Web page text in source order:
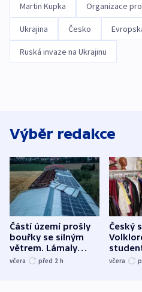
Martin Kupka Organizace
Ukrajina Česko
Ruská invaze na Ukrajinu
Výběr redakce
Částí území prošly
bouřky se silným
větrem. Lámaly
stromy a poničily
včera před 2 h
Český
včera